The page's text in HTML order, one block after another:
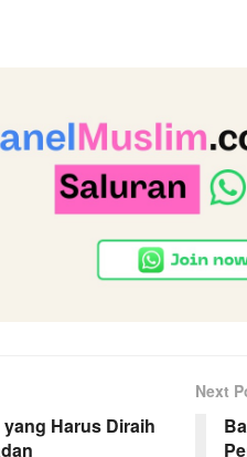
Harus Diraih
Next